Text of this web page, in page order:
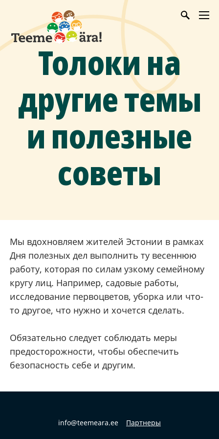
Толоки на
другие темы
и полезные
советы
Мы вдохновляем жителей Эстонии в рамках
Дня полезных дел выполнить ту весеннюю
работу, которая по силам узкому семейному
кругу лиц. Например, садовые работы,
исследование первоцветов, уборка или что-
то другое, что нужно и хочется сделать.
Обязательно следует соблюдать меры
предосторожности, чтобы обеспечить
безопасность себе и другим.
info@teemeara.ee Партнеры